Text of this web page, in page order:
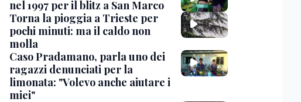
nel 1997 per il blitz a San Marco
Torna la pioggia a Trieste per
pochi minuti: ma il caldo non
molla
Caso Pradamano, parla uno dei
ragazzi denunciati per la
limonata: "Volevo anche aiutare i
miei"